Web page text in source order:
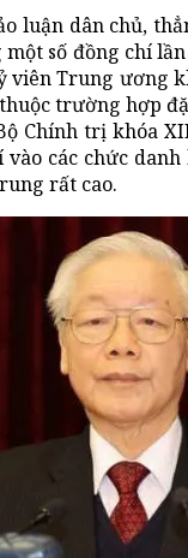
luận dân chủ,
một số đồng chí
viên Trung
trường hợp
Chính trị khóa
các chức
rất cao.